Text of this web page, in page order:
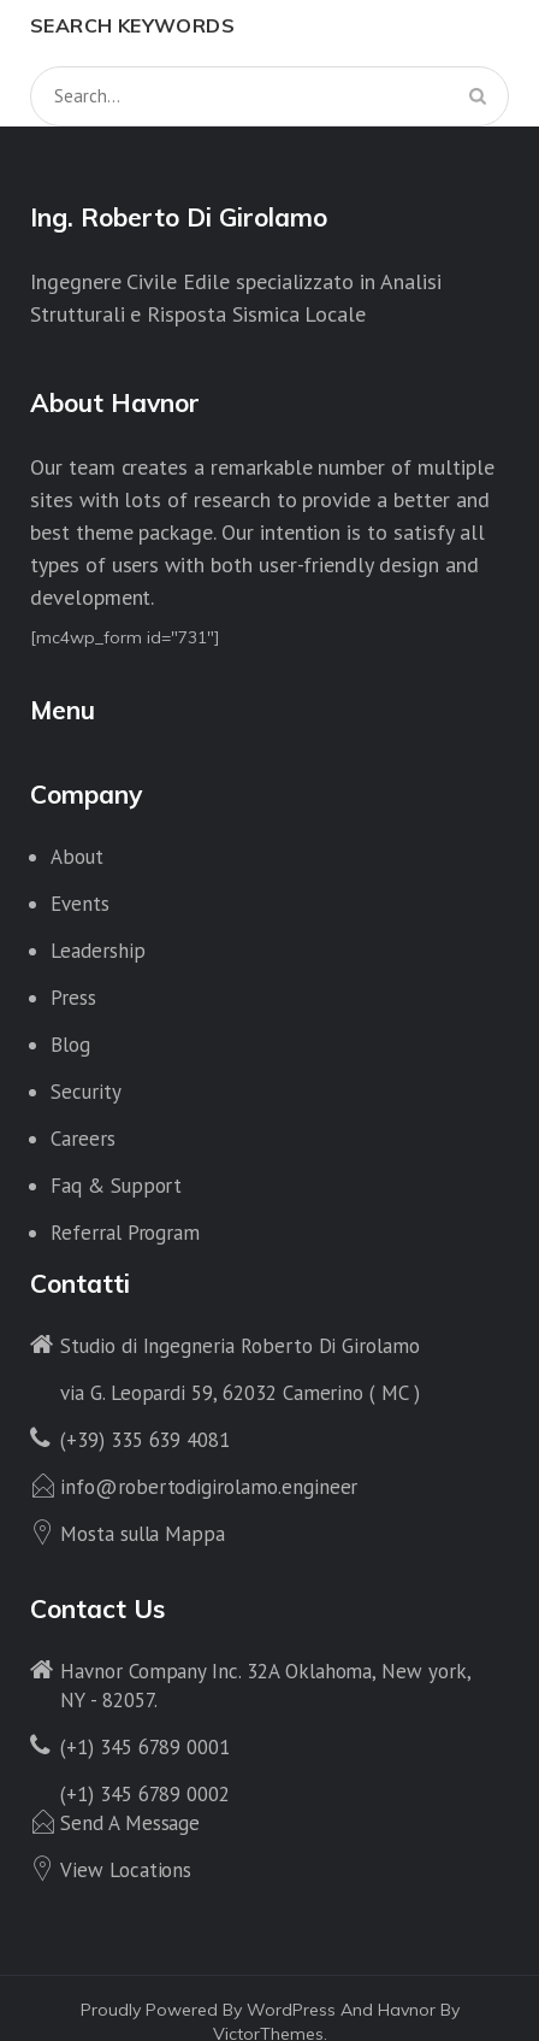
SEARCH KEYWORDS
Ing. Roberto Di Girolamo
Ingegnere Civile Edile specializzato in Analisi
Strutturali e Risposta Sismica Locale
About Havnor
Our team creates a remarkable number of multiple
sites with lots of research to provide a better and
best theme package. Our intention is to satisfy all
types of users with both user-friendly design and
development.
[mc4wp_form id="731"]
Menu
Company
About
Events
Leadership
Press
Blog
Security
Careers
Faq & Support
Referral Program
Contatti
Studio di Ingegneria Roberto Di Girolamo
via G. Leopardi 59, 62032 Camerino ( MC )
(+39) 335 639 4081
info@robertodigirolamo.engineer
Mosta sulla Mappa
Contact Us
Havnor Company Inc. 32A Oklahoma, New york,
NY - 82057.
(+1) 345 6789 0001
(+1) 345 6789 0002
Send A Message
View Locations
Proudly Powered By WordPress And Havnor By
VictorThemes.